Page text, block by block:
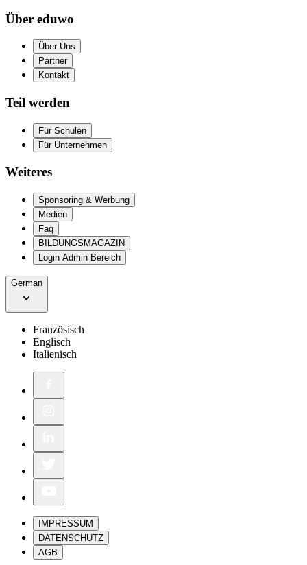
Über eduwo
Über Uns
Partner
Kontakt
Teil werden
Für Schulen
Für Unternehmen
Weiteres
Sponsoring & Werbung
Medien
Faq
BILDUNGSMAGAZIN
Login Admin Bereich
German
Französisch
Englisch
Italienisch
IMPRESSUM
DATENSCHUTZ
AGB